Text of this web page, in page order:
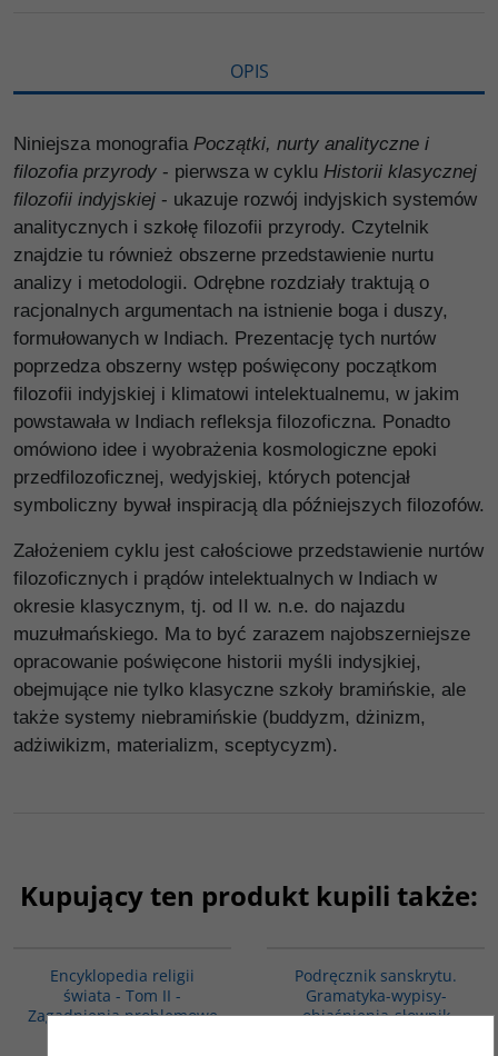
OPIS
Niniejsza monografia Początki, nurty analityczne i
filozofia przyrody - pierwsza w cyklu Historii klasycznej
filozofii indyjskiej - ukazuje rozwój indyjskich systemów
analitycznych i szkołę filozofii przyrody. Czytelnik
znajdzie tu również obszerne przedstawienie nurtu
analizy i metodologii. Odrębne rozdziały traktują o
racjonalnych argumentach na istnienie boga i duszy,
formułowanych w Indiach. Prezentację tych nurtów
poprzedza obszerny wstęp poświęcony początkom
filozofii indyjskiej i klimatowi intelektualnemu, w jakim
powstawała w Indiach refleksja filozoficzna. Ponadto
omówiono idee i wyobrażenia kosmologiczne epoki
przedfilozoficznej, wedyjskiej, których potencjał
symboliczny bywał inspiracją dla późniejszych filozofów.
Założeniem cyklu jest całościowe przedstawienie nurtów
filozoficznych i prądów intelektualnych w Indiach w
okresie klasycznym, tj. od II w. n.e. do najazdu
muzułmańskiego. Ma to być zarazem najobszerniejsze
opracowanie poświęcone historii myśli indysjkiej,
obejmujące nie tylko klasyczne szkoły bramińskie, ale
także systemy niebramińskie (buddyzm, dżinizm,
adżiwikizm, materializm, sceptycyzm).
Kupujący ten produkt kupili także:
Encyklopedia religii
świata - Tom II -
Zagadnienia problemowe
Podręcznik sanskrytu.
Gramatyka-wypisy-
objaśnienia-słownik